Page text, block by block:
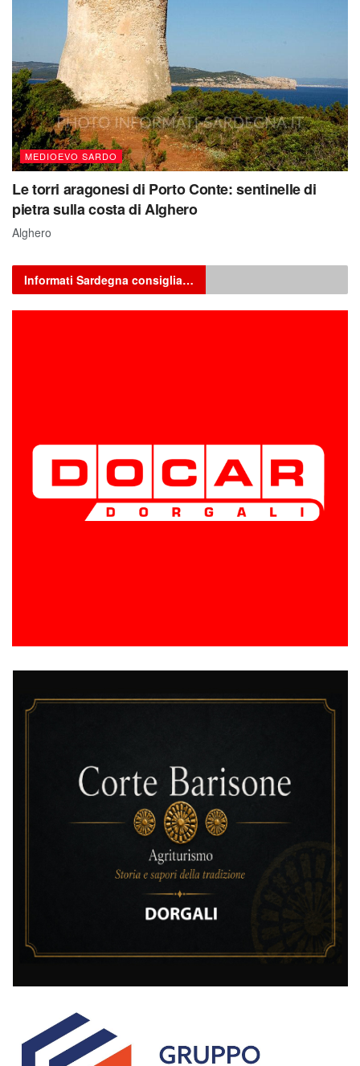
MEDIOEVO SARDO
Le torri aragonesi di Porto Conte: sentinelle di
pietra sulla costa di Alghero
Alghero
Informati Sardegna consiglia…